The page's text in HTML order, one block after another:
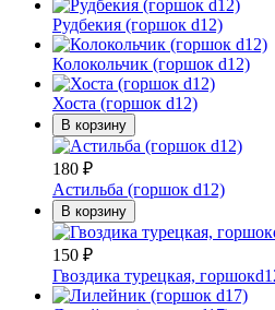
Рудбекия (горшок d12)
Колокольчик (горшок d12)
Хоста (горшок d12)
В корзину
180 ₽
Астильба (горшок d12)
В корзину
150 ₽
Гвоздика турецкая,